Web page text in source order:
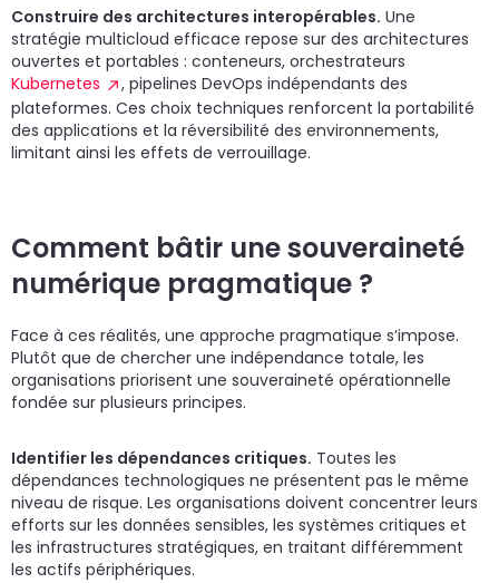
Construire des architectures interopérables. Une
stratégie multicloud efficace repose sur des architectures
ouvertes et portables : conteneurs, orchestrateurs
Kubernetes
, pipelines DevOps indépendants des
plateformes. Ces choix techniques renforcent la portabilité
des applications et la réversibilité des environnements,
limitant ainsi les effets de verrouillage.
Comment bâtir une souveraineté
numérique pragmatique ?
Face à ces réalités, une approche pragmatique s’impose.
Plutôt que de chercher une indépendance totale, les
organisations priorisent une souveraineté opérationnelle
fondée sur plusieurs principes.
Identifier les dépendances critiques. Toutes les
dépendances technologiques ne présentent pas le même
niveau de risque. Les organisations doivent concentrer leurs
efforts sur les données sensibles, les systèmes critiques et
les infrastructures stratégiques, en traitant différemment
les actifs périphériques.